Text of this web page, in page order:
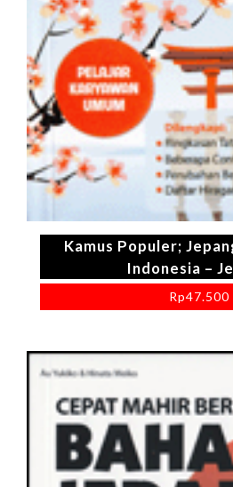
Kamus Populer;
Indonesia –
Rp47.500